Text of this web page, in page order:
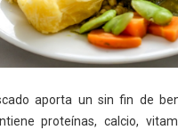
aporta un sin fin de
proteínas, calcio,